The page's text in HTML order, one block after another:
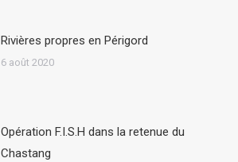
Rivières propres en Périgord
6 août 2020
Opération F.I.S.H dans la retenue du
Chastang